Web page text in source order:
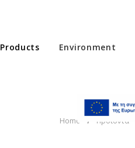
Products Environment
Home Προϊόντα